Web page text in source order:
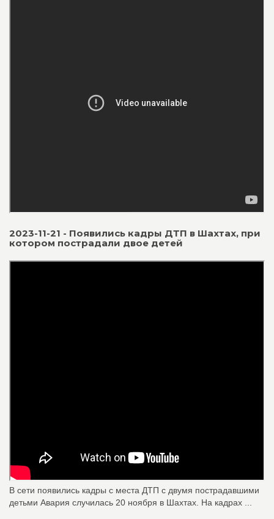
2023-11-21 - Появились кадры ДТП в Шахтах, при
котором пострадали двое детей
В сети появились кадры с места ДТП с двумя пострадавшими
детьми Авария случилась 20 ноября в Шахтах. На кадрах ...